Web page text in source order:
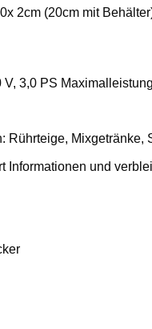
2cm (20cm mit
3,0 PS Maximalleistung
Rührteige,
Informationen und